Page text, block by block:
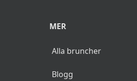
MER
Alla bruncher
Blogg